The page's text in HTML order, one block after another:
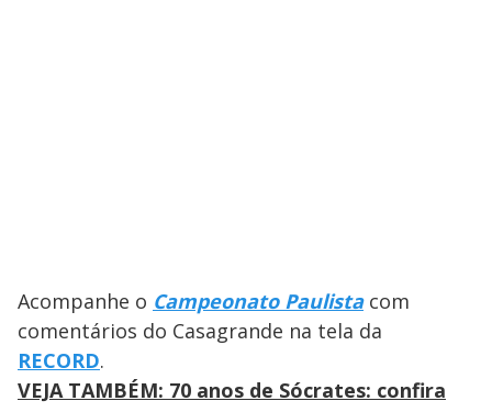
Acompanhe o Campeonato Paulistacom
comentários do Casagrande na tela da
RECORD.
VEJA TAMBÉM: 70 anos de Sócrates: confira